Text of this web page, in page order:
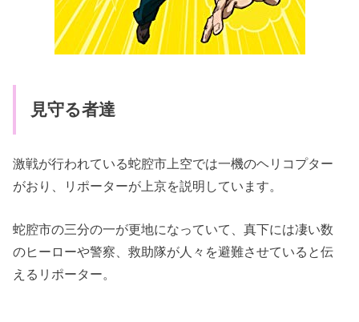
見守る者達
激戦が行われている蛇腔市上空では一機のヘリコプター
がおり、リポーターが上京を説明しています。
蛇腔市の三分の一が更地になっていて、真下には凄い数
のヒーローや警察、救助隊が人々を避難させていると伝
えるリポーター。